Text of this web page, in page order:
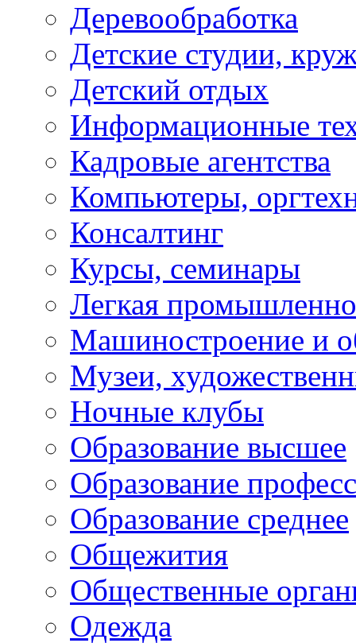
Деревообработка
Детские студии,
Детский отдых
Информационные
Кадровые агентства
Компьютеры,
Консалтинг
Курсы, семинары
Легкая
Машиностроение и
Музеи,
Ночные клубы
Образование высшее
Образование
Образование среднее
Общежития
Общественные
Одежда